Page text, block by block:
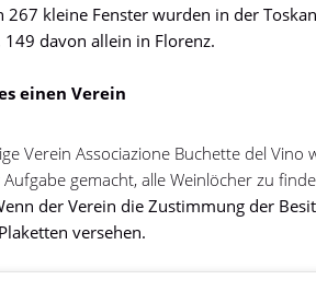
267 kleine Fenster wurden in der
davon allein in Florenz.
einen Verein
Verein Associazione Buchette del
gemacht, alle Weinlöcher zu
der Verein die Zustimmung der
versehen.